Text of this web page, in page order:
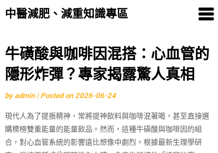
中醫減肥、減重知識專區
Skip
content
牛磺酸與咖啡因混搭：心血管的
隱形炸彈？專家揭露驚人真相
byadmin | Posted on2026-06-24
現代人為了提振精神，常將提神飲料與咖啡混著喝，甚至直接選
購標榜雙重能量的能量飲品。然而，這種牛磺酸與咖啡因的組
合，對心血管系統的影響遠比想像中劇烈。根據最新生理學研